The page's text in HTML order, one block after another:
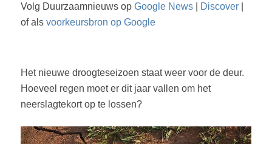
Volg Duurzaamnieuws op Google News| Discover|
of als voorkeursbron op Google
Het nieuwe droogteseizoen staat weer voor de deur.
Hoeveel regen moet er dit jaar vallen om het
neerslagtekort op te lossen?